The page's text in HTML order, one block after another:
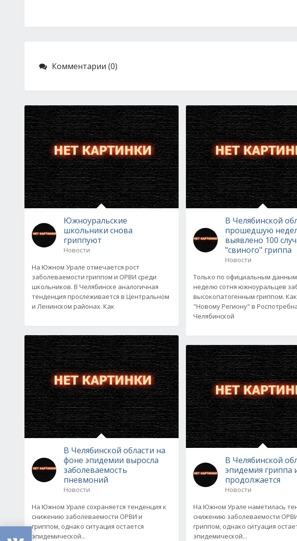
Комментарии (0)
Южноуральские
школьники снова
гриппуют
Новости
На Южном Урале отмечается рост
заболеваемости гриппом и ОРВИ среди
школьников. В Челябинске аналогичная
тенденция прослеживается в Центральном
и Ленинском районах. Как
В Челябинской области на
фоне эпидемии выросла
заболеваемость
пневмоний
Новости
На Южном Урале сохраняется тенденция к
снижению заболеваемости ОРВИ и
гриппом, однако ситуация остается
эпидемической...
В Челябинской
прошедшую
выявлено 100
"свиного" гриппа
Новости
Только по официальным
неделю сотня южноуральцев
высокопатогенным гриппом.
"Новому Региону" в
Челябинской
В Челябинской
эпидемия гриппа
продолжается
Новости
На Южном Урале наметилась
снижению заболеваемости
гриппом, однако ситуация
эпидемической...